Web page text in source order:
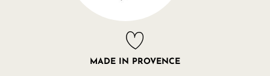
MADE IN PROVENCE